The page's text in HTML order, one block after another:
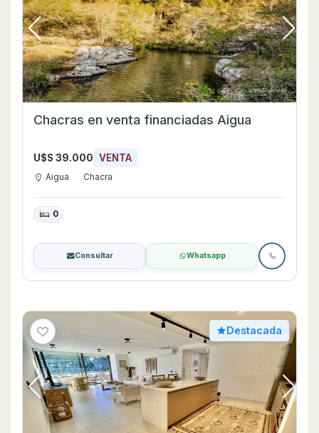
Chacras en venta financiadas Aigua
U$S 39.000 VENTA
Aigua Chacra
0
Consultar Whatsapp
Destacada